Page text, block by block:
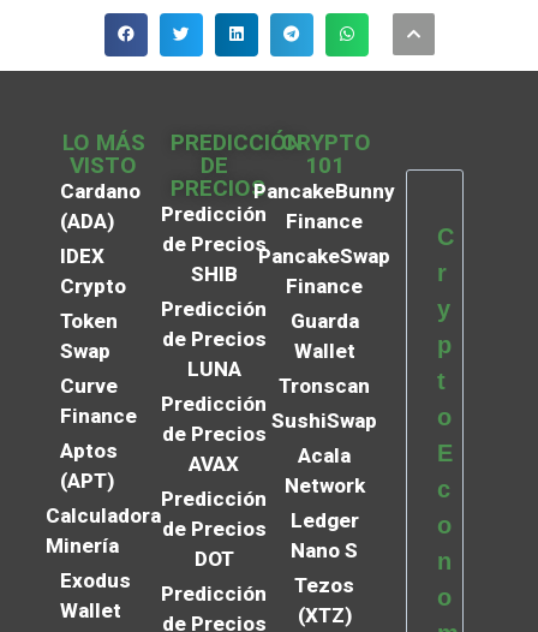
LO MÁS
VISTO
Cardano
(ADA)
IDEX
Crypto
Token
Swap
Curve
Finance
Aptos
(APT)
Calculadora
Minería
Exodus
Wallet
PREDICCIÓN
DE
PRECIOS
Predicción
de Precios
SHIB
Predicción
de Precios
LUNA
Predicción
de Precios
AVAX
Predicción
de Precios
DOT
Predicción
de Precios
CRYPTO
101
PancakeBunny
Finance
PancakeSwap
Finance
Guarda
Wallet
Tronscan
SushiSwap
Acala
Network
Ledger
Nano S
Tezos
(XTZ)
C
r
y
p
t
o
E
c
o
n
o